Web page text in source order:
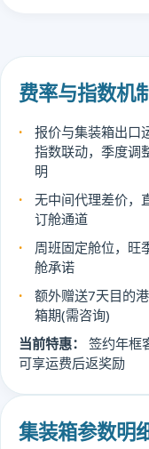
费率与指数机
报价与集装箱出口
指数联动，季度调
明
无中间代理差价，
订舱通道
周班固定舱位，旺
舱承诺
额外赠送7天目的
箱期(需咨询)
当前特惠：
签约年框
可享运费后返奖励
集装箱参数明